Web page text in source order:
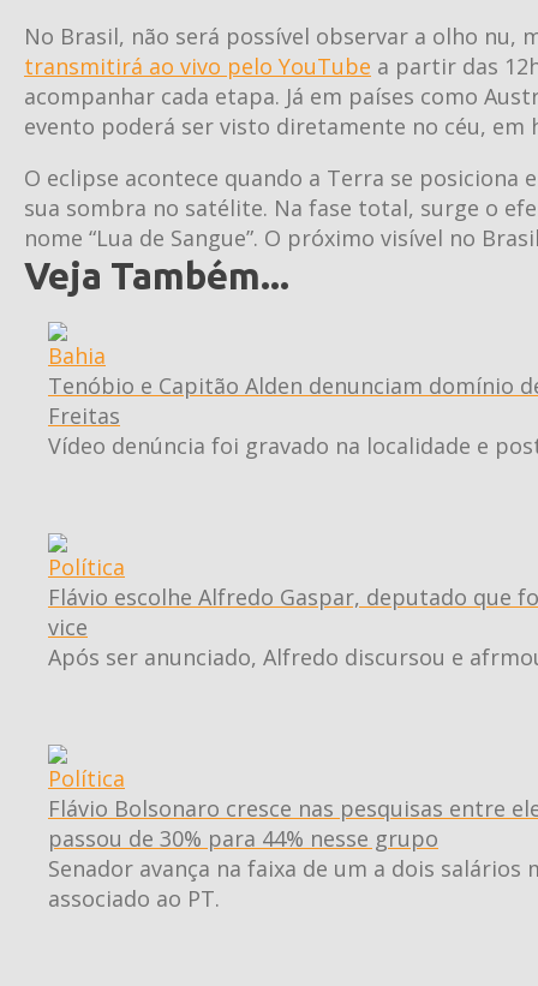
No Brasil, não será possível observar a olho nu,
transmitirá ao vivo pelo YouTube a partir das
acompanhar cada etapa. Já em países como
evento poderá ser visto diretamente no céu, em
O eclipse acontece quando a Terra se posiciona
sua sombra no satélite. Na fase total, surge o
nome “Lua de Sangue”. O próximo visível no
Veja Também...
Bahia
Tenóbio e Capitão Alden denunciam domínio
Freitas
Vídeo denúncia foi gravado na localidade e
Política
Flávio escolhe Alfredo Gaspar, deputado que
vice
Após ser anunciado, Alfredo discursou e
Política
Flávio Bolsonaro cresce nas pesquisas entre
passou de 30% para 44% nesse grupo
Senador avança na faixa de um a dois
associado ao PT.